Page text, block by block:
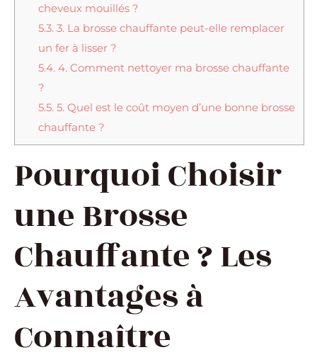
cheveux mouillés ?
5.3. 3. La brosse chauffante peut-elle remplacer
un fer à lisser ?
5.4. 4. Comment nettoyer ma brosse chauffante
?
5.5. 5. Quel est le coût moyen d’une bonne brosse
chauffante ?
Pourquoi Choisir
une Brosse
Chauffante ? Les
Avantages à
Connaître